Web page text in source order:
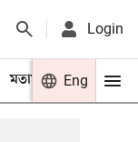
Login
মতামত খেলা
Eng